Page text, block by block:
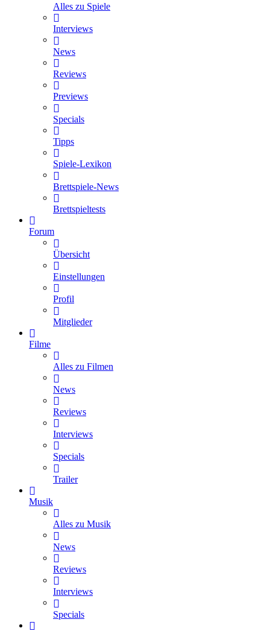
Alles zu Spiele
Interviews
News
Reviews
Previews
Specials
Tipps
Spiele-Lexikon
Brettspiele-News
Brettspieltests
Forum
Übersicht
Einstellungen
Profil
Mitglieder
Filme
Alles zu Filmen
News
Reviews
Interviews
Specials
Trailer
Musik
Alles zu Musik
News
Reviews
Interviews
Specials